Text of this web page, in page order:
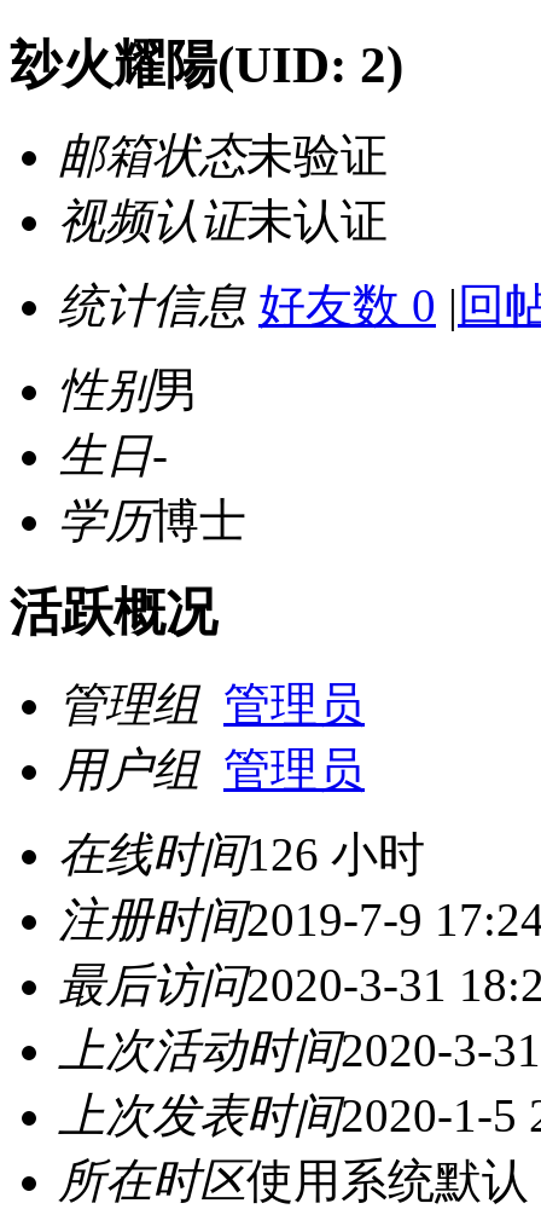
玅火耀陽(UID: 2)
邮箱状态未验证
视频认证未认证
统计信息 好友数 0 | 回
性别男
生日-
学历博士
活跃概况
管理组 管理员
用户组 管理员
在线时间126 小时
注册时间2019-7-9
最后访问2020-3-31
上次活动时间2020-3-
上次发表时间2020-1-5
所在时区使用系统默认